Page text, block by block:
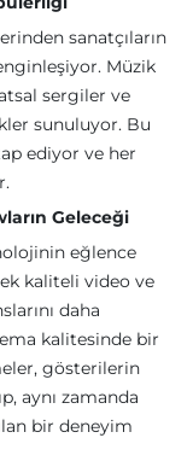
sanatçıların
Müzik
sergiler ve
sunuluyor. Bu
ediyor ve her
Geleceği
eğlence
kaliteli video ve
daha
kalitesinde bir
gösterilerin
aynı zamanda
bir deneyim